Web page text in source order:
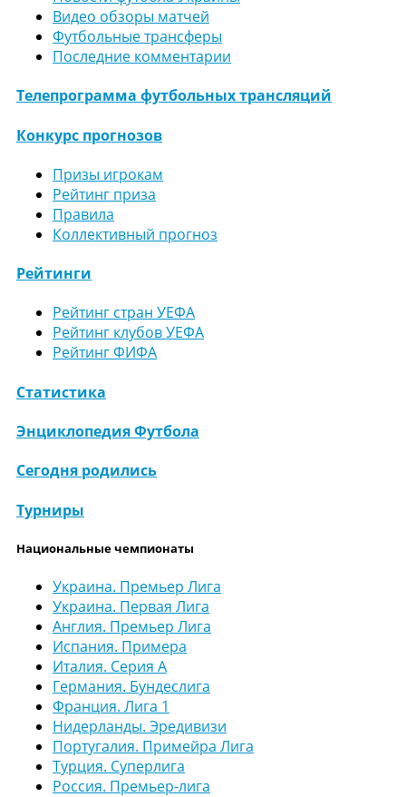
Видео обзоры матчей
Футбольные трансферы
Последние комментарии
Телепрограмма футбольных трансляций
Конкурс прогнозов
Призы игрокам
Рейтинг приза
Правила
Коллективный прогноз
Рейтинги
Рейтинг стран УЕФА
Рейтинг клубов УЕФА
Рейтинг ФИФА
Статистика
Энциклопедия Футбола
Сегодня родились
Турниры
Национальные чемпионаты
Украина. Премьер Лига
Украина. Первая Лига
Англия. Премьер Лига
Испания. Примера
Италия. Серия А
Германия. Бундеслига
Франция. Лига 1
Нидерланды. Эредивизи
Португалия. Примейра Лига
Турция. Суперлига
Россия. Премьер-лига